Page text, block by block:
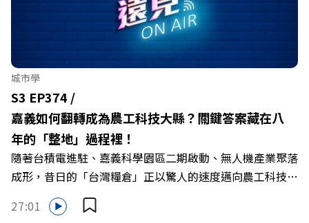
城市學
S3 EP374 /
嘉義如何翻轉成為農工科技大縣？關鍵答案藏在八
年的「整地」過程裡！
隨著台積電進駐、嘉義科學園區二期啟動、無人機產業聚落
成形，昔日的「台灣糧倉」正以驚人的速度邁向農工科技大
縣。在智慧農業、精品農產與「嘉義優鮮」品牌同步升級的
推動下，嘉義縣政府成功打破過往傳統農業縣的侷限，讓返
27:01